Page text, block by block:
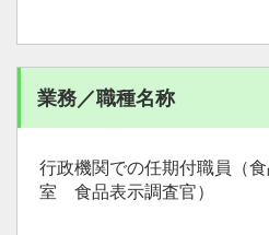
業務／職種名称
行政機関での任期付職員（
室 食品表示調査官）